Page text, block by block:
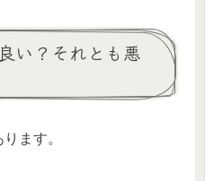
い？それとも悪
ます。